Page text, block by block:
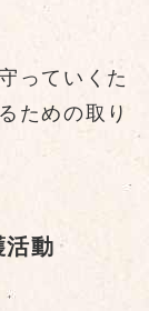
っていくた
ための取り
活動